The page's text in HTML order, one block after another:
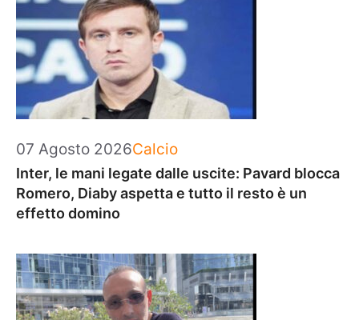
07 Agosto 2026Categorie
Calcio
Inter, le mani legate dalle uscite: Pavard blocca
Romero, Diaby aspetta e tutto il resto è un
effetto domino